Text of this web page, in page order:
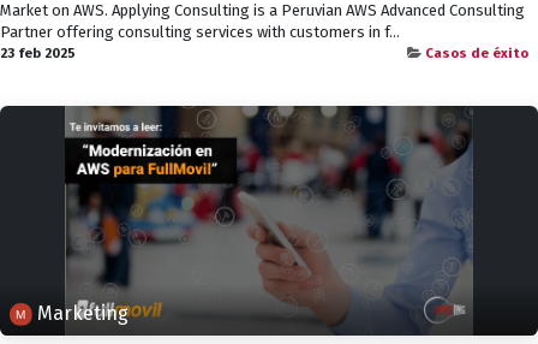
Market on AWS. Applying Consulting is a Peruvian AWS Advanced Consulting
Partner offering consulting services with customers in f...
23 feb 2025 Casos de éxito
Marketing